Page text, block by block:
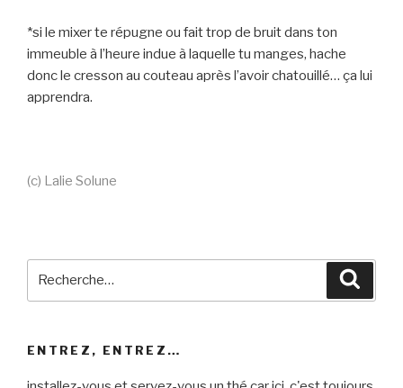
*si le mixer te répugne ou fait trop de bruit dans ton
immeuble à l’heure indue à laquelle tu manges, hache
donc le cresson au couteau après l’avoir chatouillé… ça lui
apprendra.
(c) Lalie Solune
ENTREZ, ENTREZ…